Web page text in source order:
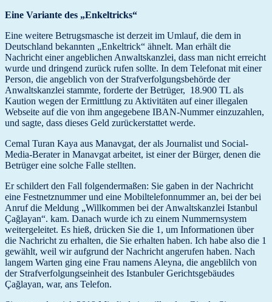
Eine Variante des „Enkeltricks“
Eine weitere Betrugsmasche ist derzeit im Umlauf, die dem in
Deutschland bekannten „Enkeltrick“ ähnelt. Man erhält die
Nachricht einer angeblichen Anwaltskanzlei, dass man nicht erreicht
wurde und dringend zurück rufen sollte. In dem Telefonat mit einer
Person, die angeblich von der Strafverfolgungsbehörde der
Anwaltskanzlei stammte, forderte der Betrüger, 18.900 TL als
Kaution wegen der Ermittlung zu Aktivitäten auf einer illegalen
Webseite auf die von ihm angegebene IBAN-Nummer einzuzahlen,
und sagte, dass dieses Geld zurückerstattet werde.
Cemal Turan Kaya aus Manavgat, der als Journalist und Social-
Media-Berater in Manavgat arbeitet, ist einer der Bürger, denen die
Betrüger eine solche Falle stellten.
Er schildert den Fall folgendermaßen: Sie gaben in der Nachricht
eine Festnetznummer und eine Mobiltelefonnummer an, bei der bei
Anruf die Meldung „Willkommen bei der Anwaltskanzlei Istanbul
Çağlayan“. kam. Danach wurde ich zu einem Nummernsystem
weitergeleitet. Es hieß, drücken Sie die 1, um Informationen über
die Nachricht zu erhalten, die Sie erhalten haben. Ich habe also die 1
gewählt, weil wir aufgrund der Nachricht angerufen haben. Nach
langem Warten ging eine Frau namens Aleyna, die angeblilch von
der Strafverfolgungseinheit des Istanbuler Gerichtsgebäudes
Çağlayan, war, ans Telefon.